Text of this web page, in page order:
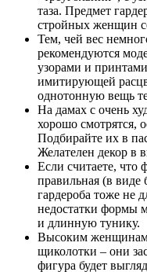
таза. Предмет
стройных женщин
Тем, чей вес
рекомендуются
узорами и
имитирующей
однотонную вещь
На дамах с очень
хорошо смотрятся,
Подбирайте их в
Желателен декор в
Если считаете,
правильная (в
гардероба тоже не
недостатки формы
и длинную тунику.
Высоким женщинам
щиколотки – они
фигура будет